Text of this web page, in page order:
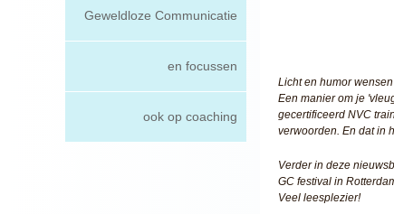
Geweldloze Communicatie
en focussen
ook op coaching
Licht en humor
Een manier om je
gecertificeerd NVC
verwoorden. En dat in
Verder in deze
GC festival in
Veel leesplezier!